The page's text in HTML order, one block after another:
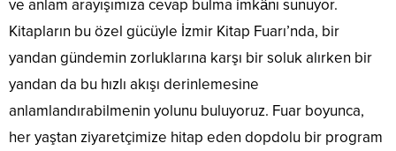
ve anlam arayışımıza cevap bulma imkânı sunuyor.
Kitapların bu özel gücüyle İzmir Kitap Fuarı’nda, bir
yandan gündemin zorluklarına karşı bir soluk alırken bir
yandan da bu hızlı akışı derinlemesine
anlamlandırabilmenin yolunu buluyoruz. Fuar boyunca,
her yaştan ziyaretçimize hitap eden dopdolu bir program